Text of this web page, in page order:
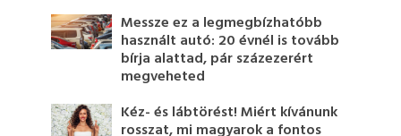
Messze ez a legmegbízhatóbb
használt autó: 20 évnél is tovább
bírja alattad, pár százezerért
megveheted
Kéz- és lábtörést! Miért kívánunk
rosszat, mi magyarok a fontos